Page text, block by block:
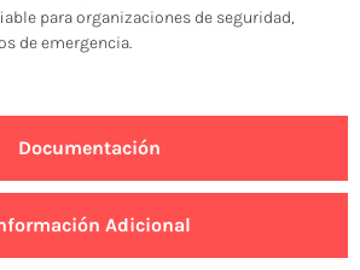
Documentación
Adicional
para organizaciones de seguridad,
de emergencia.